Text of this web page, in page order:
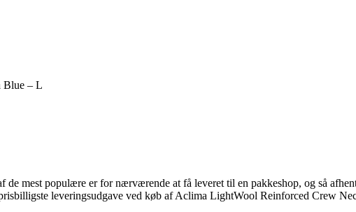
Blue – L
mest populære er for nærværende at få leveret til en pakkeshop, og så
leveringsudgave ved køb af Aclima LightWool Reinforced Crew